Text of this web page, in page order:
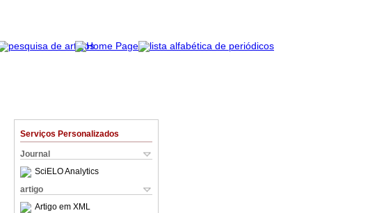
Serviços Personalizados
Journal
SciELO Analytics
artigo
Artigo em XML